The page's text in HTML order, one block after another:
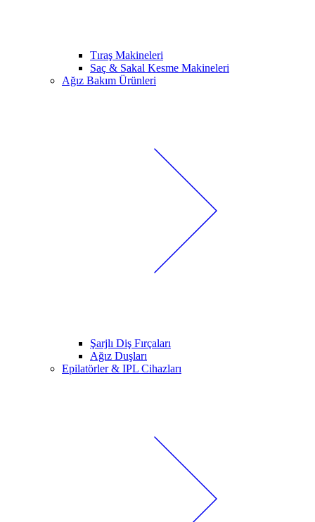
Tıraş Makineleri
Saç & Sakal Kesme Makineleri
Ağız Bakım Ürünleri
Şarjlı Diş Fırçaları
Ağız Duşları
Epilatörler & IPL Cihazları